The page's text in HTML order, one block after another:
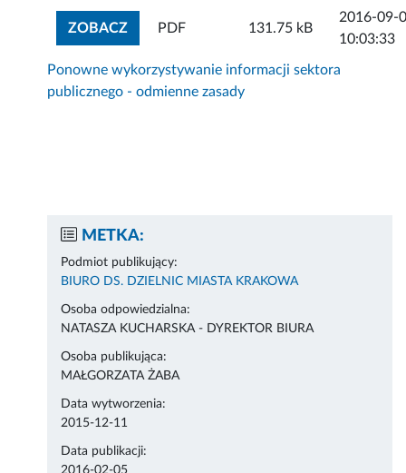
ZOBACZZOBACZ ZAŁĄCZNIK
PDF 131.75 kB
2016-09-
10:03:33
Ponowne wykorzystywanie informacji sektora
publicznego - odmienne zasady
METKA:
Podmiot publikujący:
BIURO DS. DZIELNIC MIASTA KRAKOWA
Osoba odpowiedzialna:
NATASZA KUCHARSKA - DYREKTOR BIURA
Osoba publikująca:
MAŁGORZATA ŻABA
Data wytworzenia:
2015-12-11
Data publikacji:
2016-02-05